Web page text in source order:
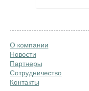
О компании
Новости
Партнеры
Сотрудничество
Контакты